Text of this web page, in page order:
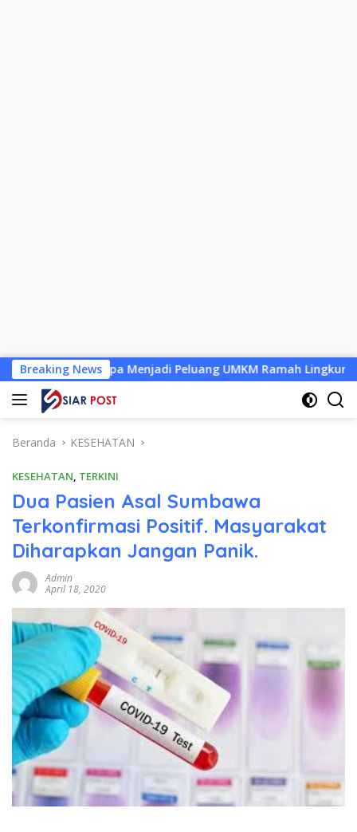
Langsung
ke
konten
Breaking News
Menjadi Peluang UMKM Ramah Lingkungan
Beranda KESEHATAN
KESEHATAN, TERKINI
Dua Pasien Asal Sumbawa
Terkonfirmasi Positif. Masyarakat
Diharapkan Jangan Panik.
Admin
April 18, 2020